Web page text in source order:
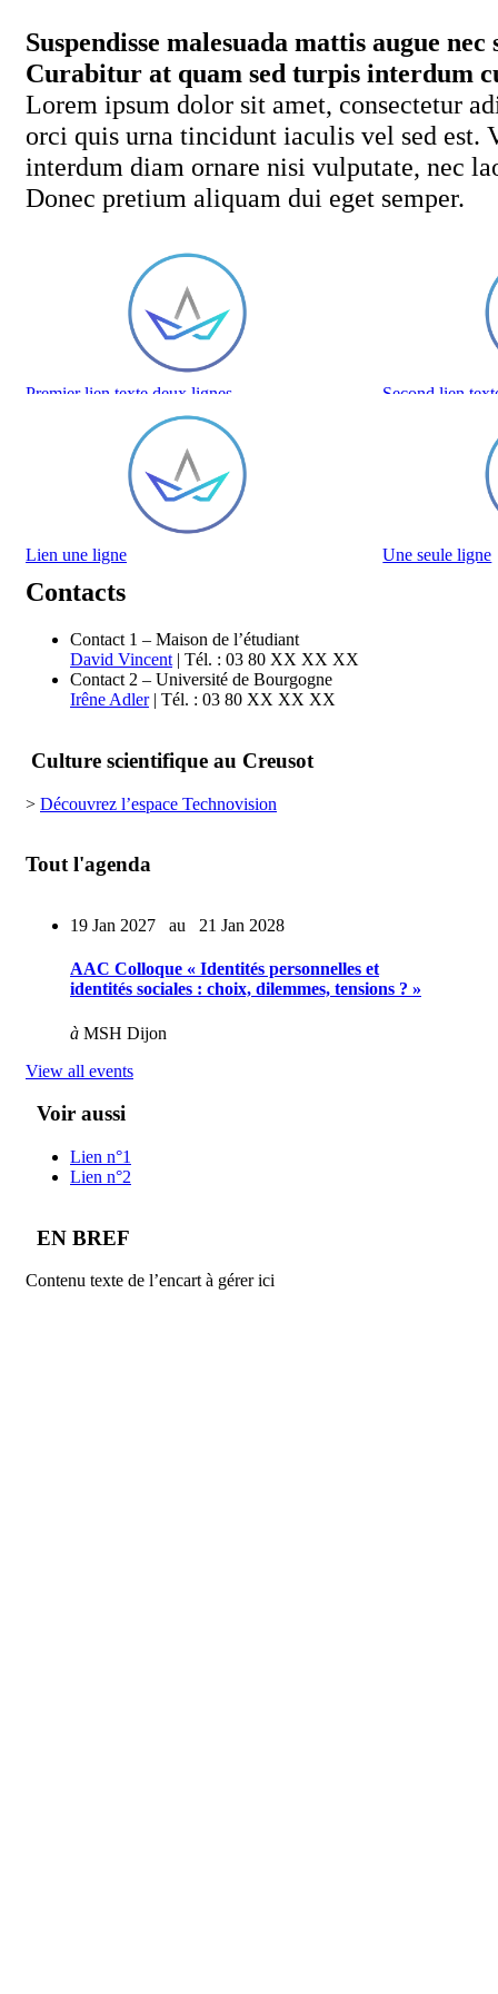
Suspendisse malesuada mattis augue nec
Curabitur at quam sed turpis interdum
Lorem ipsum dolor sit amet, consectetur
orci quis urna tincidunt iaculis vel sed est.
interdum diam ornare nisi vulputate, nec
Donec pretium aliquam dui eget semper.
Premier lien texte deux lignes
Lien une ligne
Second lien
Une seule ligne
Contacts
Contact 1 – Maison de l’étudiant
David Vincent | Tél. : 03 80 XX XX XX
Contact 2 – Université de Bourgogne
Irêne Adler| Tél. : 03 80 XX XX XX
Culture scientifique au Creusot
> Découvrez l’espace Technovision
Tout l'agenda
19 Jan 2027 au 21 Jan 2028
AAC Colloque « Identités personnelles et
identités sociales : choix, dilemmes, tensions ? »
à MSH Dijon
View all events
Voir aussi
Lien n°1
Lien n°2
EN BREF
Contenu texte de l’encart à gérer ici